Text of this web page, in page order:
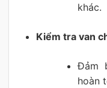
khác.
Kiểm tra van
Đảm
hoàn